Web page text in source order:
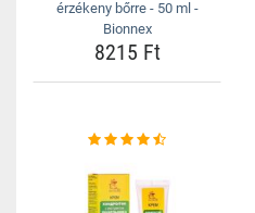
érzékeny bőrre - 50 ml -
Bionnex
8215 Ft